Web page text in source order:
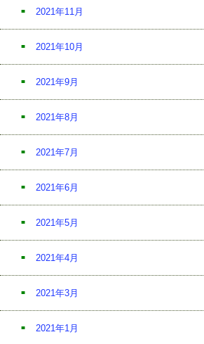
2021年11月
2021年10月
2021年9月
2021年8月
2021年7月
2021年6月
2021年5月
2021年4月
2021年3月
2021年1月